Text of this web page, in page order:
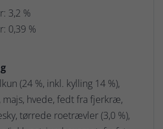
3,2 %
0,39 %
(24 %, inkl. kylling 14 %),
majs, hvede, fedt fra fjerkræ,
tørrede roetrævler (3,0 %),